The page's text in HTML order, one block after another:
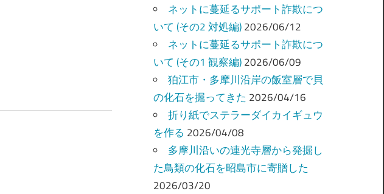
ネットに蔓延るサポート詐欺につ
いて (その2 対処編) 2026/06/12
ネットに蔓延るサポート詐欺につ
いて (その1 観察編) 2026/06/09
狛江市・多摩川沿岸の飯室層で貝
の化石を掘ってきた 2026/04/16
折り紙でステラーダイカイギュウ
を作る 2026/04/08
多摩川沿いの連光寺層から発掘し
た鳥類の化石を昭島市に寄贈した
2026/03/20